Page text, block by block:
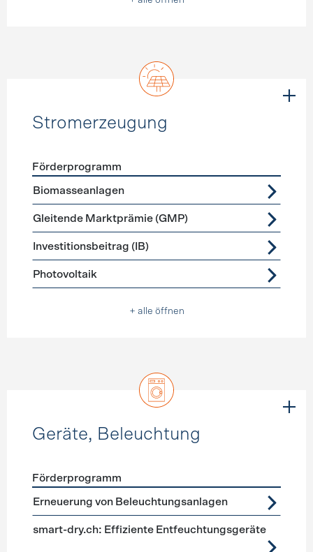
Stromerzeugung
Förderprogramme
Förderprogramm
Biomasseanlagen
Gleitende Marktprämie (GMP)
Investitionsbeitrag (IB)
Photovoltaik
+ alle öffnen
Geräte, Beleuchtung
Förderprogramme Geräte, Beleuchtung
Förderprogramm
Erneuerung von Beleuchtungsanlagen
smart-dry.ch: Effiziente Entfeuchtungsgeräte